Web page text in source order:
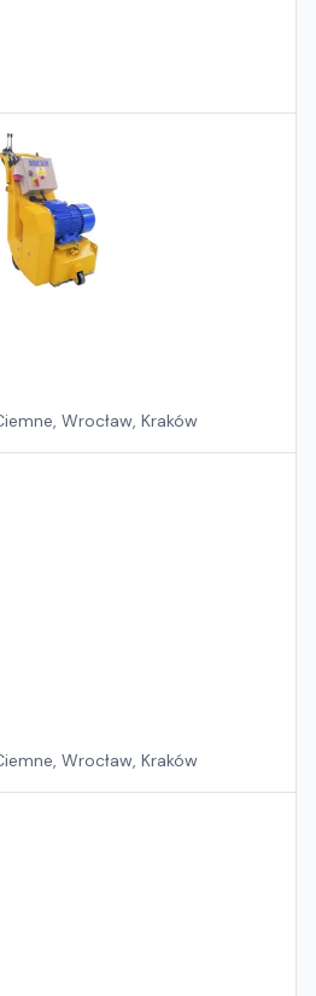
Wrocław, Kraków
Wrocław, Kraków